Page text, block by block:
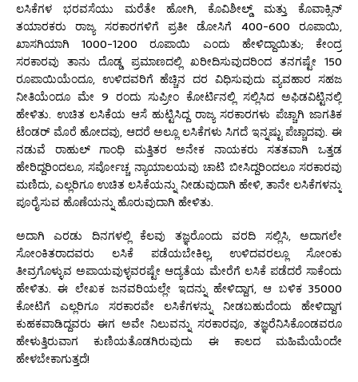
ಲಸಿಕೆಗಳ ಭರವಸೆಯು ಮರೆತೇ ಹೋಗಿ, ಕೊವಿಶೀಲ್ಡ್ ಮತ್ತು ಕೊವಾಕ್ಸಿನ್
ತಯಾರಕರು ರಾಜ್ಯ ಸರಕಾರಗಳಿಗೆ ಪ್ರತೀ ಡೋಸಿಗೆ 400-600 ರೂಪಾಯಿ,
ಖಾಸಗಿಯಾಗಿ 1000-1200 ರೂಪಾಯಿ ಎಂದು ಹೇಳಿದ್ದಾಯಿತು; ಕೇಂದ್ರ
ಸರಕಾರವು ತಾನು ದೊಡ್ಡ ಪ್ರಮಾಣದಲ್ಲಿ ಖರೀದಿಸುವುದರಿಂದ ತನಗಷ್ಟೇ 150
ರೂಪಾಯಿಯೆಂದೂ, ಉಳಿದವರಿಗೆ ಹೆಚ್ಚಿನ ದರ ವಿಧಿಸುವುದು ವ್ಯವಹಾರ ಸಹಜ
ನೀತಿಯೆಂದೂ ಮೇ 9 ರಂದು ಸುಪ್ರೀಂ ಕೋರ್ಟಿನಲ್ಲಿ ಸಲ್ಲಿಸಿದ ಅಫಿಡವಿಟ್ಟಿನಲ್ಲಿ
ಹೇಳಿತು. ಉಚಿತ ಲಸಿಕೆಯ ಆಸೆ ಹುಟ್ಟಿಸಿದ್ದ ರಾಜ್ಯ ಸರಕಾರಗಳು ಪೆಚ್ಚಾಗಿ ಜಾಗತಿಕ
ಟೆಂಡರ್ ಮೊರೆ ಹೋದವು, ಆದರೆ ಅಲ್ಲೂ ಲಸಿಕೆಗಳು ಸಿಗದೆ ಇನ್ನಷ್ಟು ಪೆಚ್ಚಾದವು. ಈ
ನಡುವೆ ರಾಹುಲ್ ಗಾಂಧಿ ಮತ್ತಿತರ ಅನೇಕ ನಾಯಕರು ಸತತವಾಗಿ ಒತ್ತಡ
ಹೇರಿದ್ದರಿಂದಲೂ, ಸರ್ವೋಚ್ಚ ನ್ಯಾಯಾಲಯವು ಚಾಟಿ ಬೀಸಿದ್ದರಿಂದಲೂ ಸರಕಾರವು
ಮಣಿದು, ಎಲ್ಲರಿಗೂ ಉಚಿತ ಲಸಿಕೆಯನ್ನು ನೀಡುವುದಾಗಿ ಹೇಳಿ, ತಾನೇ ಲಸಿಕೆಗಳನ್ನು
ಪೂರೈಸುವ ಹೊಣೆಯನ್ನು ಹೊರುವುದಾಗಿ ಹೇಳಿತು.
ಅದಾಗಿ ಎರಡು ದಿನಗಳಲ್ಲಿ ಕೆಲವು ತಜ್ಞರೊಂದು ವರದಿ ಸಲ್ಲಿಸಿ, ಅದಾಗಲೇ
ಸೋಂಕಿತರಾದವರು ಲಸಿಕೆ ಪಡೆಯಬೇಕಿಲ್ಲ, ಉಳಿದವರಲ್ಲೂ ಸೋಂಕು
ತೀವ್ರಗೊಳ್ಳುವ ಅಪಾಯವುಳ್ಳವರಷ್ಟೇ ಆದ್ಯತೆಯ ಮೇರೆಗೆ ಲಸಿಕೆ ಪಡೆದರೆ ಸಾಕೆಂದು
ಹೇಳಿತು. ಈ ಲೇಖಕ ಜನವರಿಯಲ್ಲೇ ಇದನ್ನು ಹೇಳಿದ್ದಾಗ, ಆ ಬಳಿಕ 35000
ಕೋಟಿಗೆ ಎಲ್ಲರಿಗೂ ಸರಕಾರವೇ ಲಸಿಕೆಗಳನ್ನು ನೀಡಬಹುದೆಂದು ಹೇಳಿದ್ದಾಗ
ಕುಹಕವಾಡಿದ್ದವರು ಈಗ ಅವೇ ನಿಲುವನ್ನು ಸರಕಾರವೂ, ತಜ್ಞರೆನಿಸಿಕೊಂಡವರೂ
ಹೇಳುತ್ತಿರುವಾಗ ಕುಣಿಯತೊಡಗಿರುವುದು ಈ ಕಾಲದ ಮಹಿಮೆಯೆಂದೇ
ಹೇಳಬೇಕಾಗುತ್ತದೆ!